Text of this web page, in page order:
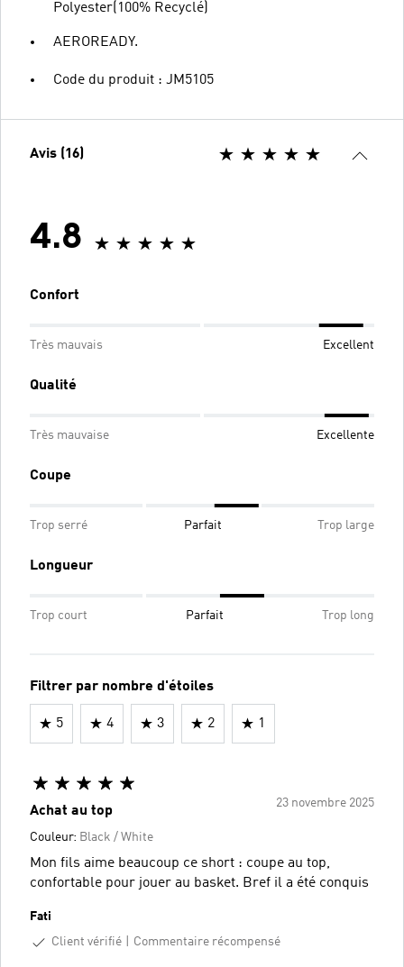
Polyester(100% Recyclé)
AEROREADY.
Code du produit : JM5105
Avis (16)
4.8
Confort
Très mauvais Excellent
Qualité
Très mauvaise Excellente
Coupe
Trop serré Parfait Trop large
Longueur
Trop court Parfait Trop long
Filtrer par nombre d'étoiles
5 4 3 2 1
23 novembre 2025
Achat au top
Couleur: Black / White
Mon fils aime beaucoup ce short : coupe au top,
confortable pour jouer au basket. Bref il a été conquis
Fati
Client vérifié
Commentaire récompensé